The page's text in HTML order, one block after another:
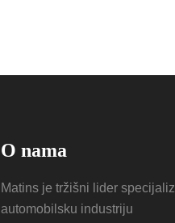
O nama
Matins je tržišni lider
automobilsku industriju